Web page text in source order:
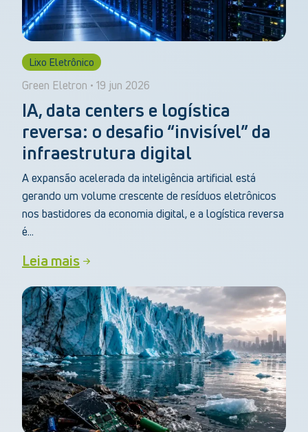
Lixo Eletrônico
Green Eletron • 19 jun 2026
IA, data centers e logística
reversa: o desafio “invisível” da
infraestrutura digital
A expansão acelerada da inteligência artificial está
gerando um volume crescente de resíduos eletrônicos
nos bastidores da economia digital, e a logística reversa
é...
Leia mais